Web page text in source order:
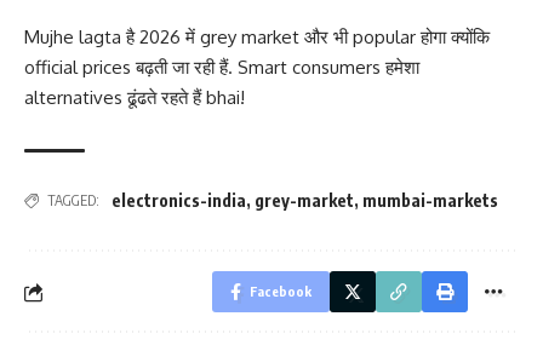
Mujhe lagta है 2026 में grey market और भी popular होगा क्योंकि
official prices बढ़ती जा रही हैं. Smart consumers हमेशा
alternatives ढूंढते रहते हैं bhai!
TAGGED: electronics-india, grey-market, mumbai-markets
Facebook